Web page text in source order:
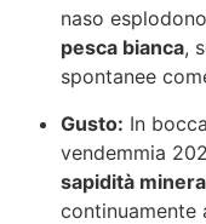
naso
pesca bianca,
spontanee
Gusto: In
vendemmia
sapidità
continuamente